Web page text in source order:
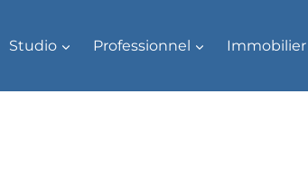
Studio Professionnel Immobilier